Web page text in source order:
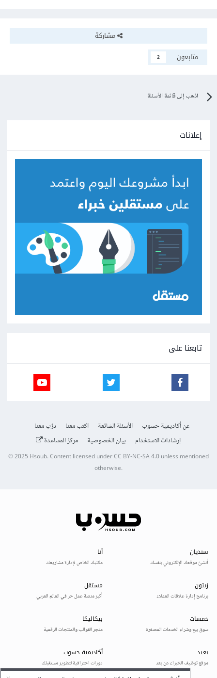
مشاركة
متابعون
2
اذهب إلى قائمة الأسئلة
إعلانات
تابعنا على
عن أكاديمية حسوب الأسئلة الشائعة اكتب معنا
درّب معنا
إرشادات الاستخدام
بيان الخصوصية مركز المساعدة
© 2025Hsoub.Content licensed underCC BY-NC-SA 4.0unless mentioned
otherwise.